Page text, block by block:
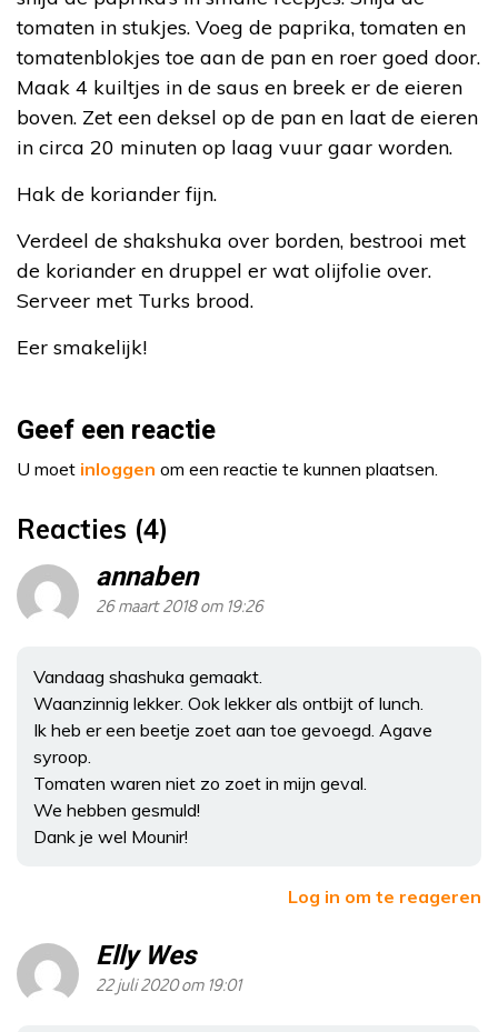
tomaten in stukjes. Voeg de paprika, tomaten en
tomatenblokjes toe aan de pan en roer goed door.
Maak 4 kuiltjes in de saus en breek er de eieren
boven. Zet een deksel op de pan en laat de eieren
in circa 20 minuten op laag vuur gaar worden.
Hak de koriander fijn.
Verdeel de shakshuka over borden, bestrooi met
de koriander en druppel er wat olijfolie over.
Serveer met Turks brood.
Eer smakelijk!
Geef een reactie
U moet inloggen om een reactie te kunnen plaatsen.
Reacties (4)
annaben
26 maart 2018 om 19:26
Vandaag shashuka gemaakt.
Waanzinnig lekker. Ook lekker als ontbijt of lunch.
Ik heb er een beetje zoet aan toe gevoegd. Agave
syroop.
Tomaten waren niet zo zoet in mijn geval.
We hebben gesmuld!
Dank je wel Mounir!
Log in om te reageren
Elly Wes
22 juli 2020 om 19:01